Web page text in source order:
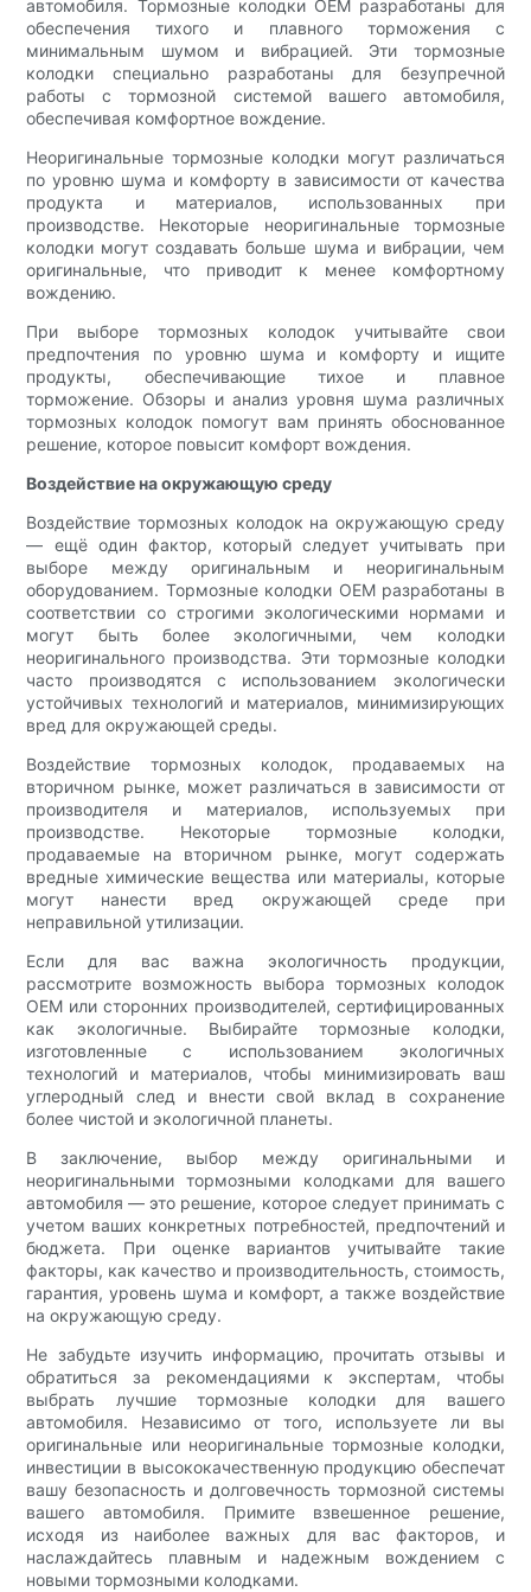
автомобиля. Тормозные колодки OEM разработаны для
обеспечения тихого и плавного торможения с
минимальным шумом и вибрацией. Эти тормозные
колодки специально разработаны для безупречной
работы с тормозной системой вашего автомобиля,
обеспечивая комфортное вождение.
Неоригинальные тормозные колодки могут различаться
по уровню шума и комфорту в зависимости от качества
продукта и материалов, использованных при
производстве. Некоторые неоригинальные тормозные
колодки могут создавать больше шума и вибрации, чем
оригинальные, что приводит к менее комфортному
вождению.
При выборе тормозных колодок учитывайте свои
предпочтения по уровню шума и комфорту и ищите
продукты, обеспечивающие тихое и плавное
торможение. Обзоры и анализ уровня шума различных
тормозных колодок помогут вам принять обоснованное
решение, которое повысит комфорт вождения.
Воздействие на окружающую среду
Воздействие тормозных колодок на окружающую среду
— ещё один фактор, который следует учитывать при
выборе между оригинальным и неоригинальным
оборудованием. Тормозные колодки OEM разработаны в
соответствии со строгими экологическими нормами и
могут быть более экологичными, чем колодки
неоригинального производства. Эти тормозные колодки
часто производятся с использованием экологически
устойчивых технологий и материалов, минимизирующих
вред для окружающей среды.
Воздействие тормозных колодок, продаваемых на
вторичном рынке, может различаться в зависимости от
производителя и материалов, используемых при
производстве. Некоторые тормозные колодки,
продаваемые на вторичном рынке, могут содержать
вредные химические вещества или материалы, которые
могут нанести вред окружающей среде при
неправильной утилизации.
Если для вас важна экологичность продукции,
рассмотрите возможность выбора тормозных колодок
OEM или сторонних производителей, сертифицированных
как экологичные. Выбирайте тормозные колодки,
изготовленные с использованием экологичных
технологий и материалов, чтобы минимизировать ваш
углеродный след и внести свой вклад в сохранение
более чистой и экологичной планеты.
В заключение, выбор между оригинальными и
неоригинальными тормозными колодками для вашего
автомобиля — это решение, которое следует принимать с
учетом ваших конкретных потребностей, предпочтений и
бюджета. При оценке вариантов учитывайте такие
факторы, как качество и производительность, стоимость,
гарантия, уровень шума и комфорт, а также воздействие
на окружающую среду.
Не забудьте изучить информацию, прочитать отзывы и
обратиться за рекомендациями к экспертам, чтобы
выбрать лучшие тормозные колодки для вашего
автомобиля. Независимо от того, используете ли вы
оригинальные или неоригинальные тормозные колодки,
инвестиции в высококачественную продукцию обеспечат
вашу безопасность и долговечность тормозной системы
вашего автомобиля. Примите взвешенное решение,
исходя из наиболее важных для вас факторов, и
наслаждайтесь плавным и надежным вождением с
новыми тормозными колодками.